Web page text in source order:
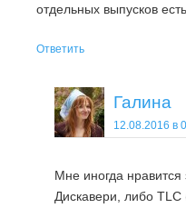
отдельных выпусков
Ответить
Галина
12.08.2016 в
Мне иногда
Дискавери, либо